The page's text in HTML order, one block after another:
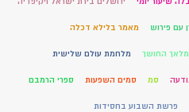
עם פירוש מאמר בלילא דכלה
מלאך החושך מלחמת עולם שלישית
סמ סמים השפעות ספרי הרמבם
פרשת השבוע בחסידות